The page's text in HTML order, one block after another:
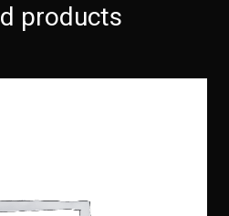
products